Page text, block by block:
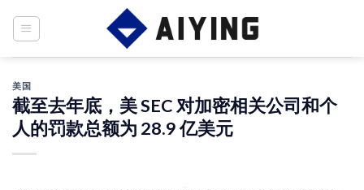
美国
截至去年底，美 SEC 对加密相关公司和个
人的罚款总额为 28.9 亿美元